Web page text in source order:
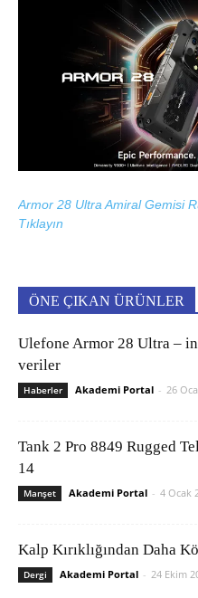
Armor 28 Ultra Amiral Gemisi
Tıklayın
ÖNE ÇIKAN ÜRÜNLER
Ulefone Armor 28 Ultra –
veriler
Haberler Akademi Portal - 26
Tank 2 Pro 8849 Rugged
14
Manşet Akademi Portal - 4 Ocak
Kalp Kırıklığından Daha
Dergi Akademi Portal - 24 Ekim